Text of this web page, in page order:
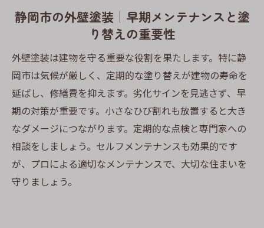
静岡市の外壁塗装｜早期メンテナンスと塗
り替えの重要性
外壁塗装は建物を守る重要な役割を果たします。特に静
岡市は気候が厳しく、定期的な塗り替えが建物の寿命を
延ばし、修繕費を抑えます。劣化サインを見逃さず、早
期の対策が重要です。小さなひび割れも放置すると大き
なダメージにつながります。定期的な点検と専門家への
相談をしましょう。セルフメンテナンスも効果的です
が、プロによる適切なメンテナンスで、大切な住まいを
守りましょう。